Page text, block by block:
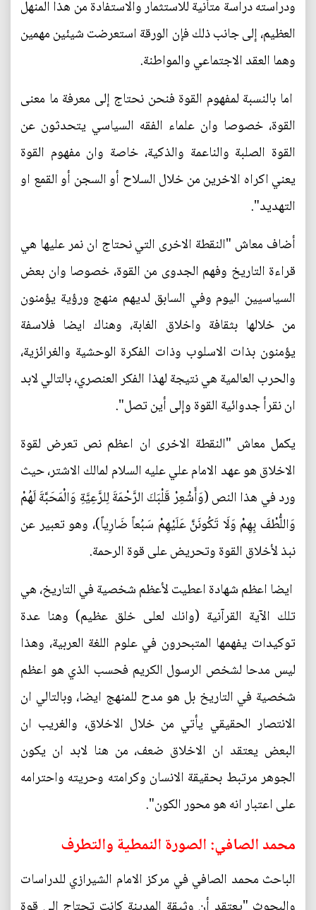
ودراسته دراسة متأنية للاستثمار والاستفادة من هذا المنهل
العظيم، إلى جانب ذلك فإن الورقة استعرضت شيئين مهمين
وهما العقد الاجتماعي والمواطنة.
اما بالنسبة لمفهوم القوة فنحن نحتاج إلى معرفة ما معنى
القوة، خصوصا وان علماء الفقه السياسي يتحدثون عن
القوة الصلبة والناعمة والذكية، خاصة وان مفهوم القوة
يعني اكراه الاخرين من خلال السلاح أو السجن أو القمع او
التهديد".
أضاف معاش "النقطة الاخرى التي نحتاج ان نمر عليها هي
قراءة التاريخ وفهم الجدوى من القوة، خصوصا وان بعض
السياسيين اليوم وفي السابق لديهم منهج ورؤية يؤمنون
من خلالها بثقافة واخلاق الغابة، وهناك ايضا فلاسفة
يؤمنون بذات الاسلوب وذات الفكرة الوحشية والغرائزية،
والحرب العالمية هي نتيجة لهذا الفكر العنصري، بالتالي لابد
ان نقرأ جدوائية القوة وإلى أين تصل".
يكمل معاش "النقطة الاخرى ان اعظم نص تعرض لقوة
الاخلاق هو عهد الامام علي عليه السلام لمالك الاشتر، حيث
ورد في هذا النص (وَأَشْعِرْ قَلْبَكَ الرَّحْمَةَ لِلرَّعِيَّةِ وَالْمَحَبَّةَ لَهُمْ
وَاللُّطْفَ بِهِمْ وَلَا تَكُونَنَّ عَلَيْهِمْ سَبُعاً ضَارِياً)، وهو تعبير عن
نبذ لأخلاق القوة وتحريض على قوة الرحمة.
ايضا اعظم شهادة اعطيت لأعظم شخصية في التاريخ، هي
تلك الآية القرآنية (وانك لعلى خلق عظيم) وهنا عدة
توكيدات يفهمها المتبحرون في علوم اللغة العربية، وهذا
ليس مدحا لشخص الرسول الكريم فحسب الذي هو اعظم
شخصية في التاريخ بل هو مدح للمنهج ايضا، وبالتالي ان
الانتصار الحقيقي يأتي من خلال الاخلاق، والغريب ان
البعض يعتقد ان الاخلاق ضعف، من هنا لابد ان يكون
الجوهر مرتبط بحقيقة الانسان وكرامته وحريته واحترامه
على اعتبار انه هو محور الكون".
محمد الصافي: الصورة النمطية والتطرف
الباحث محمد الصافي في مركز الامام الشيرازي للدراسات